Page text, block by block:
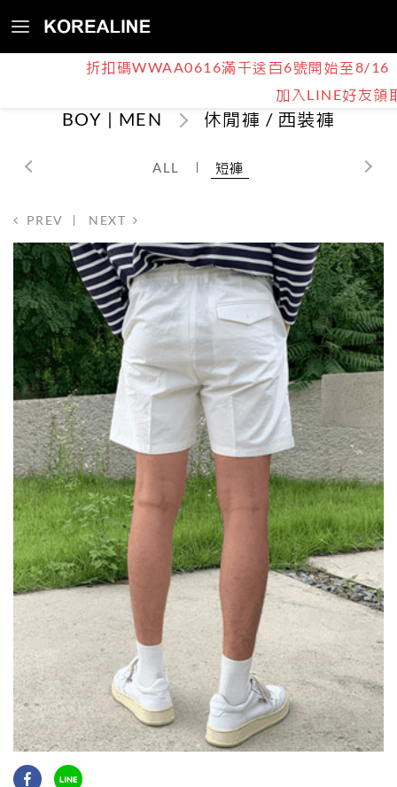
折扣碼WWAA0616滿千送百6號開始至8/16
加入LINE好友領
BOY | MEN 休閒褲 / 西裝褲
ALL 短褲
PREV NEXT